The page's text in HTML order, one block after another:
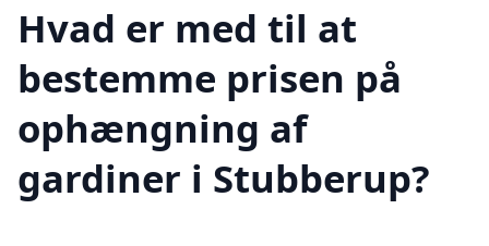
Hvad er med til at
bestemme prisen på
ophængning af
gardiner i Stubberup?